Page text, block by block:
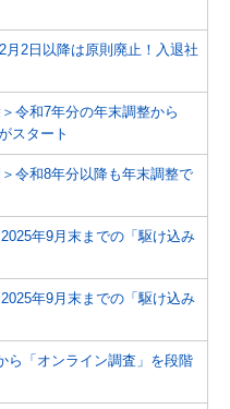
月2日以降は原則廃止！入退社
令和7年分の年末調整から
スタート
令和8年分以降も年末調整で
年9月末までの「駆け込み
年9月末までの「駆け込み
ら「オンライン調査」を段階